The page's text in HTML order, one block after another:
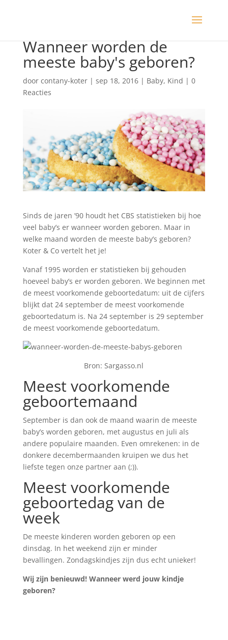
Wanneer worden de
meeste baby's geboren?
door contany-koter| sep 18, 2016| Baby, Kind | 0
Reacties
Sinds de jaren ’90 houdt het CBS statistieken bij hoe
veel baby’s er wanneer worden geboren. Maar in
welke maand worden de meeste baby’s geboren?
Koter & Co vertelt het je!
Vanaf 1995 worden er statistieken bij gehouden
hoeveel baby’s er worden geboren. We beginnen met
de meest voorkomende geboortedatum: uit de cijfers
blijkt dat 24 september de meest voorkomende
geboortedatum is. Na 24 september is 29 september
de meest voorkomende geboortedatum.
Bron: Sargasso.nl
Meest voorkomende
geboortemaand
September is dan ook de maand waarin de meeste
baby’s worden geboren, met augustus en juli als
andere populaire maanden. Even omrekenen: in de
donkere decembermaanden kruipen we dus het
liefste tegen onze partner aan (;)).
Meest voorkomende
geboortedag van de
week
De meeste kinderen worden geboren op een
dinsdag. In het weekend zijn er minder
bevallingen. Zondagskindjes zijn dus echt unieker!
Wij zijn benieuwd! Wanneer werd jouw kindje
geboren?